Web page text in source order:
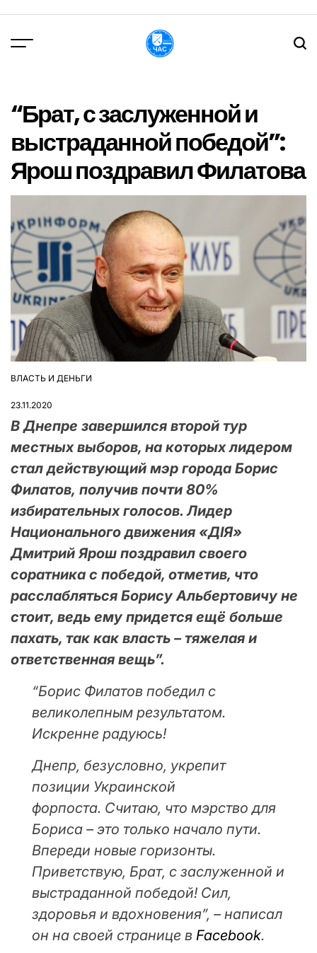
вмісту
“Брат, с заслуженной и
выстраданной победой”:
Ярош поздравил Филатова
ОПУБЛІКУВАТИ
ВЛАСТЬ И ДЕНЬГИ
23.11.2020
В Днепре завершился второй тур
местных выборов, на которых лидером
стал действующий мэр города Борис
Филатов, получив почти 80%
избирательных голосов. Лидер
Национального движения «ДІЯ»
Дмитрий Ярош поздравил своего
соратника с победой, отметив, что
расслабляться Борису Альбертовичу не
стоит, ведь ему придется ещё больше
пахать, так как власть – тяжелая и
ответственная вещь”.
“Борис Филатов победил с
великолепным результатом.
Искренне радуюсь!
Днепр, безусловно, укрепит
позиции Украинской
форпоста. Считаю, что мэрство для
Бориса – это только начало пути.
Впереди новые горизонты.
Приветствую, Брат, с заслуженной и
выстраданной победой! Сил,
здоровья и вдохновения”, – написал
он на своей странице в Facebook.